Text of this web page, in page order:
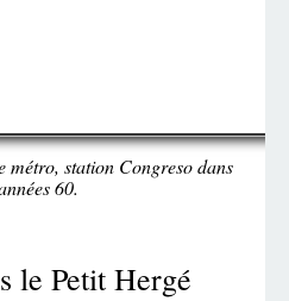
métro, station Congreso dans
60.
le Petit Hergé